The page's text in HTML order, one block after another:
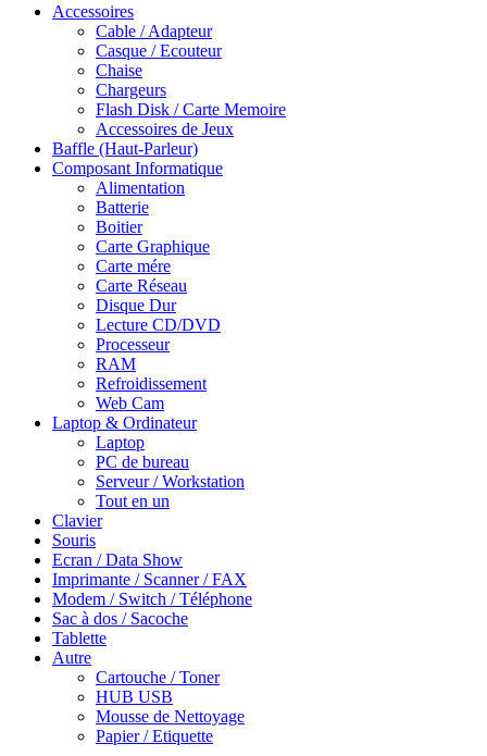
Accessoires
Cable / Adapteur
Casque / Ecouteur
Chaise
Chargeurs
Flash Disk / Carte Memoire
Accessoires de Jeux
Baffle (Haut-Parleur)
Composant Informatique
Alimentation
Batterie
Boitier
Carte Graphique
Carte mére
Carte Réseau
Disque Dur
Lecture CD/DVD
Processeur
RAM
Refroidissement
Web Cam
Laptop & Ordinateur
Laptop
PC de bureau
Serveur / Workstation
Tout en un
Clavier
Souris
Ecran / Data Show
Imprimante / Scanner / FAX
Modem / Switch / Téléphone
Sac à dos / Sacoche
Tablette
Autre
Cartouche / Toner
HUB USB
Mousse de Nettoyage
Papier / Etiquette